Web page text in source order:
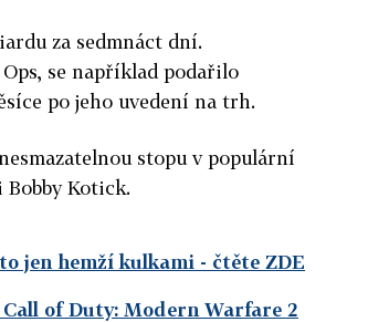
za sedmnáct dní.
se například podařilo
po jeho uvedení na trh.
stopu v populární
Kotick.
jen hemží kulkami - čtěte ZDE
of Duty: Modern Warfare 2